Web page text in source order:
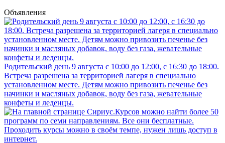
Объявления
Родительский день 9 августа с 10:00 до 12:00, с 16:30 до 18:00.
Встреча разрешена за территорией лагеря в специально
установленном месте. Детям можно привозить печенье без
начинки и масляных добавок, воду без газа, жевательные
конфеты и леденцы.